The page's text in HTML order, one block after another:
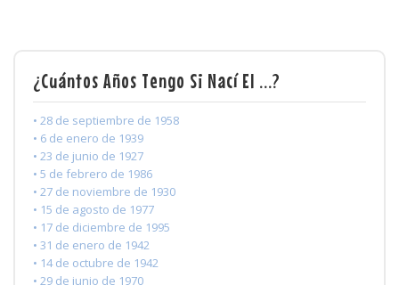
¿Cuántos Años Tengo Si Nací El ...?
• 28 de septiembre de 1958
• 6 de enero de 1939
• 23 de junio de 1927
• 5 de febrero de 1986
• 27 de noviembre de 1930
• 15 de agosto de 1977
• 17 de diciembre de 1995
• 31 de enero de 1942
• 14 de octubre de 1942
• 29 de junio de 1970